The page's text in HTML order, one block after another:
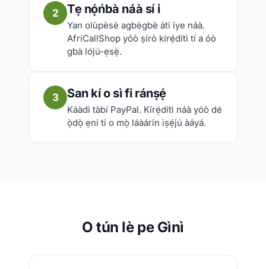
2 Tẹ nọ́ńbà náà sí i
Yan olùpèsè agbègbè àti iye náà.
AfriCallShop yóò ṣírò kírẹ́dítì tí a óò
gbà lójú-ẹsẹ̀.
3 San kí o sì fi ránṣẹ́
Káàdì tàbí PayPal. Kírẹ́dítì náà yóò dé
ọ̀dọ̀ ẹni tí o mọ̀ láàárín ìṣẹ́jú àáyá.
O tún lè pe Gìnì